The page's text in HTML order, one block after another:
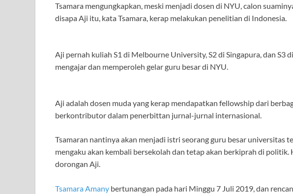
Tsamara mengungkapkan, meski menjadi dosen di NYU, calon
disapa Aji itu, kata Tsamara, kerap melakukan penelitian di Indonesia.
Aji pernah kuliah S1 di Melbourne University, S2 di Singapura, dan S3
mengajar dan memperoleh gelar guru besar di NYU.
Aji adalah dosen muda yang kerap mendapatkan fellowship dari
berkontributor dalam penerbittan jurnal-jurnal internasional.
Tsamaran nantinya akan menjadi istri seorang guru besar universitas
mengaku akan kembali bersekolah dan tetap akan berkiprah di
dorongan Aji.
Tsamara Amany bertunangan pada hari Minggu 7 Juli 2019, dan